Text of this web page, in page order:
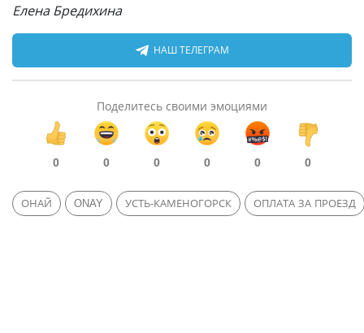
Елена Бредихина
НАШ ТЕЛЕГРАМ
Поделитесь своими эмоциями
0 0 0 0 0 0
ОНАЙ ONAY УСТЬ-КАМЕНОГОРСК ОПЛАТА ЗА ПРОЕЗД